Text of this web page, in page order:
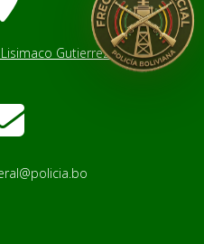
Gutierrez # 2541